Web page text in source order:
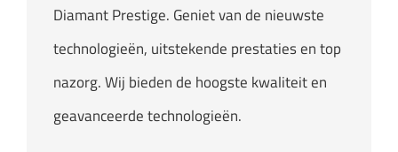
Diamant Prestige. Geniet van de nieuwste
technologieën, uitstekende prestaties en top
nazorg. Wij bieden de hoogste kwaliteit en
geavanceerde technologieën.